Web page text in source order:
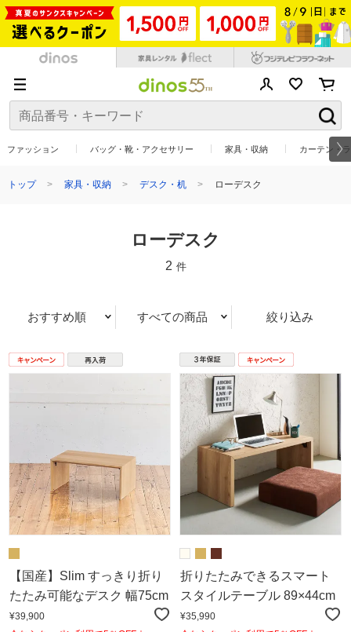
ファッション バッグ・靴・アクセサリー 家具・収納 カーテン・
トップ 家具・収納 デスク・机 ローデスク
ローデスク
2 件
おすすめ順 すべての商品 絞り込み
【国産】Slim すっきり折り
たたみ可能なデスク 幅75cm
¥39,900
折りたたみできるスマート
スタイルテーブル 89×44cm
¥35,990